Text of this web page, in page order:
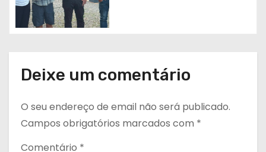
Deixe um comentário
O seu endereço de email não será publicado.
Campos obrigatórios marcados com *
Comentário *